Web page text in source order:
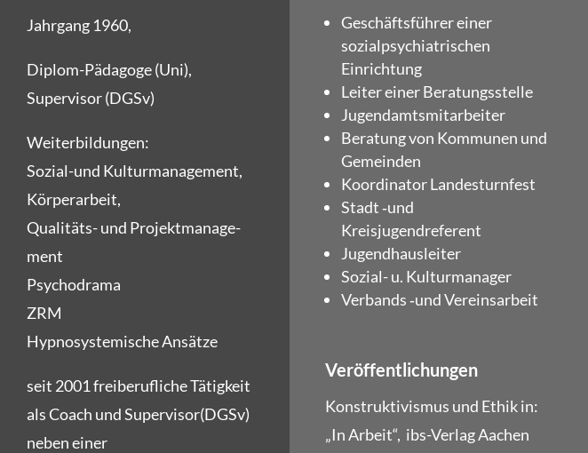
Jahr­gang 1960,
Diplom-Päd­ago­ge (Uni),
Super­vi­sor (DGSv)
Wei­ter­bil­dun­gen:
Sozi­al-und Kul­tur­ma­nage­ment,
Kör­per­ar­beit,
Qua­li­täts- und Pro­jekt­ma­nage­
ment
Psy­cho­dra­ma
ZRM
Hyp­no­sys­te­mi­sche Ansätze
seit 2001 frei­be­ruf­li­che Tätig­keit
als Coach und Supervisor(DGSv)
neben einer
Geschäfts­füh­rer einer
sozi­al­psych­ia­tri­schen
Einrichtung
Lei­ter einer Beratungsstelle
Jugend­amts­mit­ar­bei­ter
Bera­tung von Kom­mu­nen und
Gemeinden
Koor­di­na­tor Landesturnfest
Stadt ‑und
Kreisjugendreferent
Jugend­haus­lei­ter
Sozi­al- u. Kulturmanager
Ver­bands ‑und Vereinsarbeit
Veröffentlichungen
Kon­struk­ti­vis­mus und Ethik in:
„In Arbeit“, ibs-Ver­lag Aachen